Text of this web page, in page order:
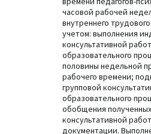
часовой рабочей
внутреннего
учетом: выполнения
консультативной
образовательного
половины недельной
рабочего времени;
групповой
образовательного
обобщения
консультативной
документации.